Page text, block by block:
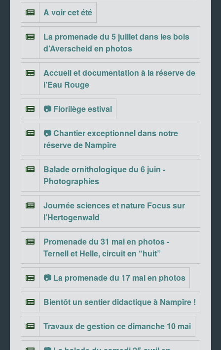
A voir cet été
La promenade du 5 juillet dans les bois
d’Averscheid en photos
Accueil et documentation à la réserve de
l’Eau Rouge
📷 Florilège estival
📷 Chantier exceptionnel dans notre
réserve de Nampîre
Balade ornithologique du 6 juin -
Photographies
Journée sciences et nature Focus sur
l’Hertogenwald
Promenade du 31 mai en photos -
Ternell et Helle, circuit en “huit”
📷 La promenade du 17 mai en photos
Bientôt un sentier didactique à Nampîre !
Travaux de gestion ce dimanche 10 mai